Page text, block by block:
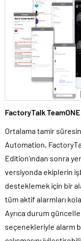
FactoryTalk
Ortalama tamir
Automation,
Edition’ından sonra
versiyonda ekiplerin
desteklemek için bir
tüm aktif alarmları
Ayrıca durum
seçenekleriyle alarm